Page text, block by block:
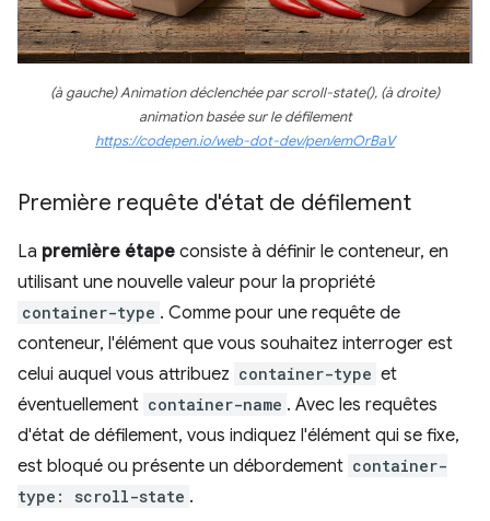
(à gauche) Animation déclenchée par scroll-state(), (à droite)
animation basée sur le défilement
https://codepen.io/web-dot-dev/pen/emOrBaV
Première requête d'état de défilement
La première étape consiste à définir le conteneur, en
utilisant une nouvelle valeur pour la propriété
container-type . Comme pour une requête de
conteneur, l'élément que vous souhaitez interroger est
celui auquel vous attribuez container-type et
éventuellement container-name . Avec les requêtes
d'état de défilement, vous indiquez l'élément qui se fixe,
est bloqué ou présente un débordement container-
type: scroll-state .